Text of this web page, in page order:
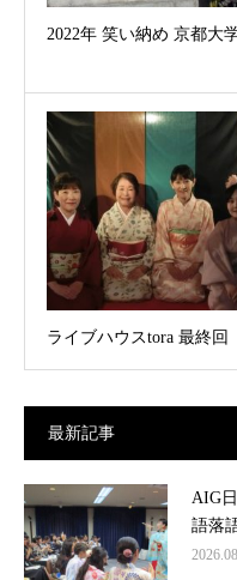
2022年 笑い納め 京都大
ライブハウスtora 最終回
最新記事
AIG
語落